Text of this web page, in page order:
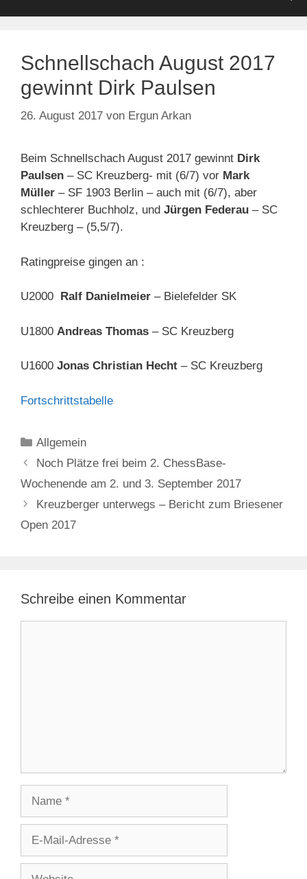
Schnellschach August 2017
gewinnt Dirk Paulsen
26. August 2017 von Ergun Arkan
Beim Schnellschach August 2017 gewinnt Dirk
Paulsen – SC Kreuzberg- mit (6/7) vor Mark
Müller – SF 1903 Berlin – auch mit (6/7), aber
schlechterer Buchholz, und Jürgen Federau – SC
Kreuzberg – (5,5/7).
Ratingpreise gingen an :
U2000 Ralf Danielmeier – Bielefelder SK
U1800 Andreas Thomas – SC Kreuzberg
U1600 Jonas Christian Hecht – SC Kreuzberg
Fortschrittstabelle
Kategorien
Allgemein
Noch Plätze frei beim 2. ChessBase-
Wochenende am 2. und 3. September 2017
Kreuzberger unterwegs – Bericht zum Briesener
Open 2017
Schreibe einen Kommentar
Adresse